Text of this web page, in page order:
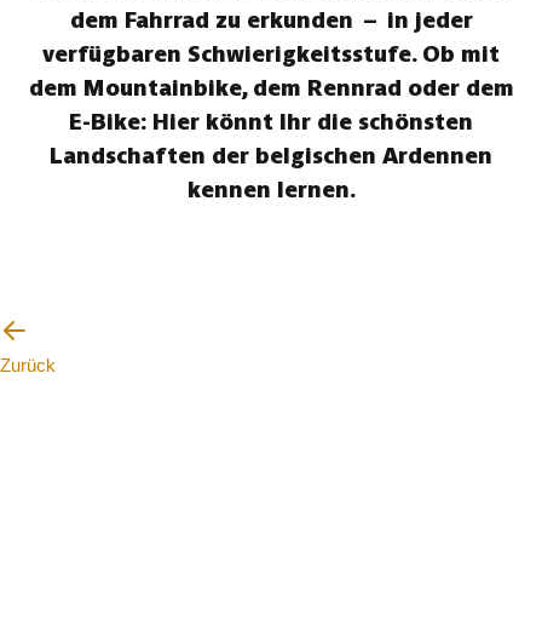
dem Fahrrad zu erkunden – in jeder
verfügbaren Schwierigkeitsstufe. Ob mit
dem Mountainbike, dem Rennrad oder dem
E-Bike: Hier könnt Ihr die schönsten
Landschaften der belgischen Ardennen
kennen lernen.
Zurück